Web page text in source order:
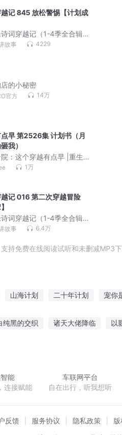
记 845 放松警惕【计划成
词穿越记（1-4季全合辑）
三百首
故事 4229
的小秘密
官方 14万
早 第2526集 计划书（月
我）
：这个穿越有点早 |重生七
|爽文|影视同人|VIP免费
1万
记 016 第二次穿越冒险
词穿越记（1-4季全合辑）
三百首
故事 6.4万
持免费在线阅读试听和未删减MP3下
山海计划 二十年计划 宠你
纯黑的交织 诸天大佬降临 以
能
连接赋能
车联网平台
自在出行，听我想听
反馈 服务协议 隐私政策